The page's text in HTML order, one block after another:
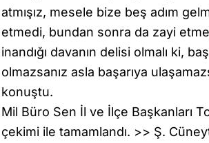
atmışız, mesele bize beş adım
etmedi, bundan sonra da zayi
inandığı davanın delisi olmalı ki,
olmazsanız asla başarıya
konuştu.
Mil Büro Sen İl ve İlçe Başkanları
çekimi ile tamamlandı. >> Ş.